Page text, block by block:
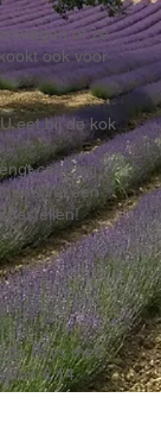
of ze
ook voor
eet bij de kok
catering
Wél een
bestellen!
€ 15
du Pays met
€ 14